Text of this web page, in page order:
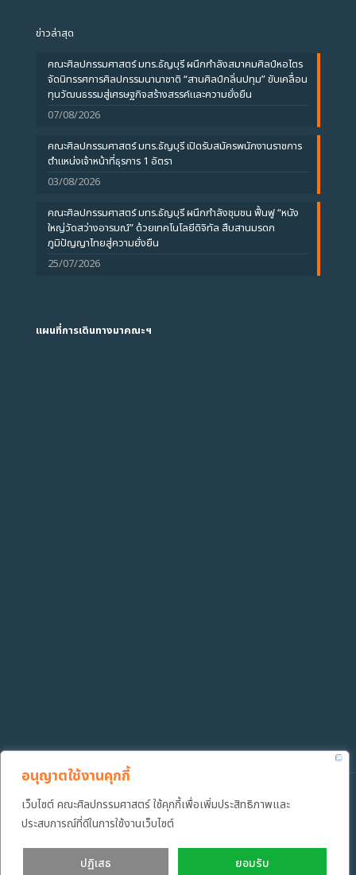
อนุญาตใช้งานคุกกี้
เว็บไซต์ คณะศิลปกรรมศาสตร์ ใช้คุกกี้เพื่อเพิ่มประสิทธิภาพและ
ประสบการณ์ที่ดีในการใช้งานเว็บไซต์
ปฏิเสธ ยอมรับ
ข่าวล่าสุด
คณะศิลปกรรมศาสตร์ มทร.ธัญบุรี ผนึกกำลังสมาคมศิลป์หอไตร
จัดนิทรรศการศิลปกรรมนานาชาติ “สานศิลป์กลิ่นปทุม” ขับเคลื่อน
ทุนวัฒนธรรมสู่เศรษฐกิจสร้างสรรค์และความยั่งยืน
07/08/2026
คณะศิลปกรรมศาสตร์ มทร.ธัญบุรี เปิดรับสมัครพนักงานราชการ
ตำแหน่งเจ้าหน้าที่ธุรการ 1 อัตรา
03/08/2026
คณะศิลปกรรมศาสตร์ มทร.ธัญบุรี ผนึกกำลังชุมชน ฟื้นฟู “หนัง
ใหญ่วัดสว่างอารมณ์” ด้วยเทคโนโลยีดิจิทัล สืบสานมรดก
ภูมิปัญญาไทยสู่ความยั่งยืน
25/07/2026
แผนที่การเดินทางมาคณะฯ
Copyright ©️ 2022 คณะศิลปกรรมศาสตร์ มหาวิทยาลัยเทคโนโลยีราช
มงคลธัญบุรี